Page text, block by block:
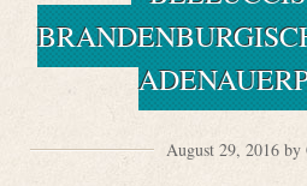
August 29, 2016 by